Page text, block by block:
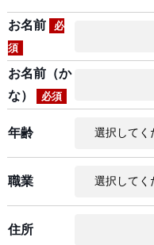
お名前
必
須
お名前（か
な）
必須
年齢
職業
住所